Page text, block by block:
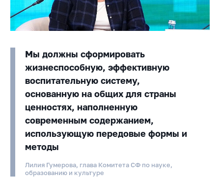
Мы должны сформировать
жизнеспособную, эффективную
воспитательную систему,
основанную на общих для страны
ценностях, наполненную
современным содержанием,
использующую передовые формы и
методы
Лилия Гумерова, глава Комитета СФ по науке,
образованию и культуре